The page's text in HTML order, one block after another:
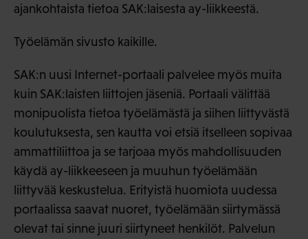
ajankohtaista tietoa SAK:laisesta ay-liikkeestä.
Työelämän sivusto kaikille.
SAK:n uusi Internet-portaali palvelee myös muita
kuin SAK:laisten liittojen jäseniä. Portaali välittää
monipuolista tietoa työelämästä ja siihen liittyvästä
koulutuksesta, sen kautta voi etsiä itselleen sopivaa
ammattiliittoa ja se tarjoaa myös mahdollisuuden
käydä ay-liikkeeseen ja muuhun työelämään
liittyvää keskustelua. Erityistä huomiota uudessa
portaalissa saavat nuoret, työelämään siirtymässä
olevat tai sinne juuri siirtyneet henkilöt. Palvelun